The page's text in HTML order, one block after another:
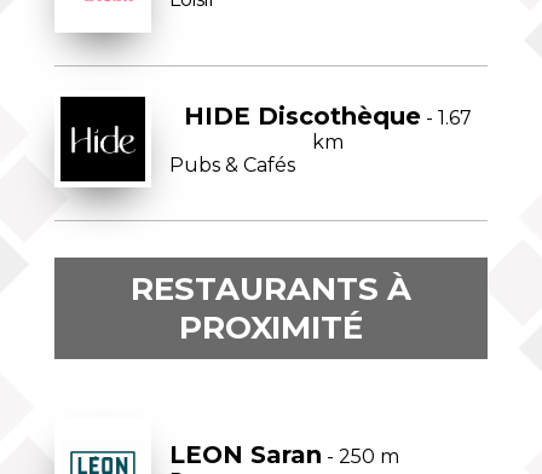
HIDE Discothèque - 1.67
km
Pubs & Cafés
RESTAURANTS À
PROXIMITÉ
LEON Saran - 250 m